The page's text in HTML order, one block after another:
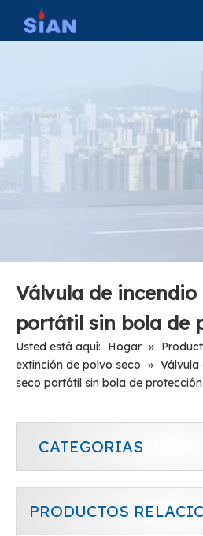
Válvula de incendio
portátil sin bola de
Usted está aquí: Hogar »
extinción de polvo seco » Válvula
seco portátil sin bola de protección
CATEGORIAS
PRODUCTOS
Sian Brad M45*1.5 (M16*1.5) Válvula de extintor de fuego de polvo seco de latón ABC
Extintor de polvo seco de alta calidad, válvula de cobre latón de 20bar con dispositivo de seguridad